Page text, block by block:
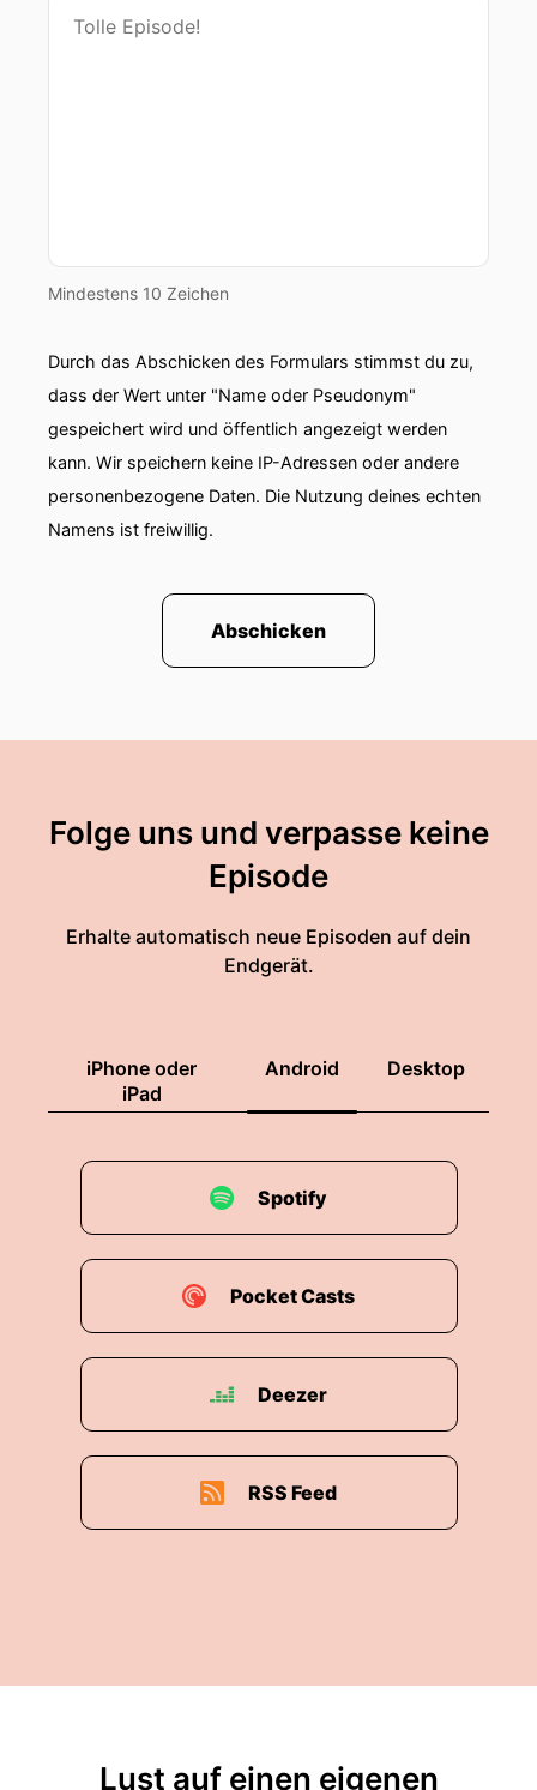
Mindestens 10 Zeichen
Durch das Abschicken des Formulars stimmst du zu,
dass der Wert unter "Name oder Pseudonym"
gespeichert wird und öffentlich angezeigt werden
kann. Wir speichern keine IP-Adressen oder andere
personenbezogene Daten. Die Nutzung deines echten
Namens ist freiwillig.
Abschicken
Folge uns und verpasse keine
Episode
Erhalte automatisch neue Episoden auf dein
Endgerät.
iPhone oder
iPad
Android Desktop
Spotify
Pocket Casts
Deezer
RSS Feed
Lust auf einen eigenen